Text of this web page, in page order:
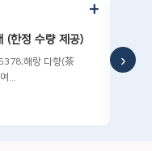
+
(한정 수량 제공)
해랑 다향(茶
...
해
›